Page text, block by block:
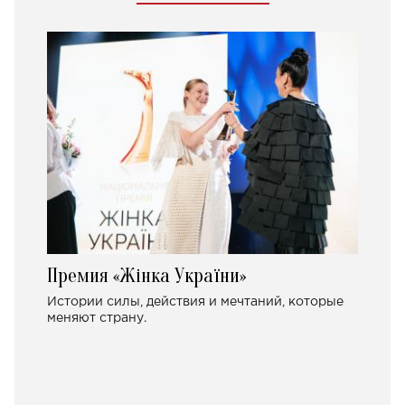
Премия «Жінка України»
Истории силы, действия и мечтаний, которые
меняют страну.